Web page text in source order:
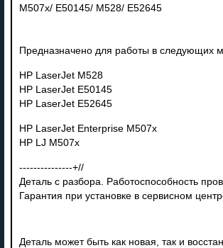
M507x/ E50145/ M528/ E52645
Предназначено для работы в следующих
HP LaserJet M528
HP LaserJet E50145
HP LaserJet E52645
HP LaserJet Enterprise M507x
HP LJ M507x
---------------+//
Деталь с разбора. Работоспособность
Гарантия при установке в сервисном
Деталь может быть как новая, так и